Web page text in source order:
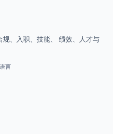
、入职、技能、 绩效、人才与
言